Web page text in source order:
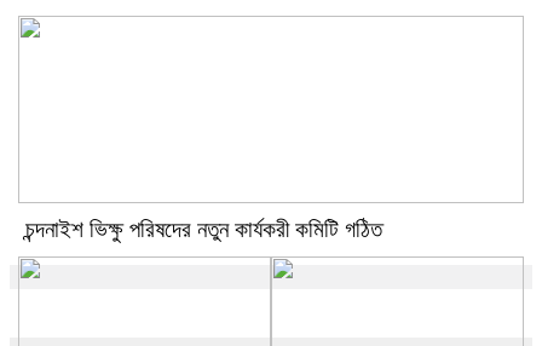
চন্দনাইশ ভিক্ষু পরিষদের নতুন কার্যকরী কমিটি গঠিত